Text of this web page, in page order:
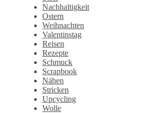
Nachhaltigkeit
Ostern
Weihnachten
Valentinstag
Reisen
Rezepte
Schmuck
Scrapbook
Nähen
Stricken
Upcycling
Wolle